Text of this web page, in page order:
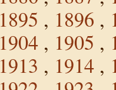
1895 , 1896 ,
1904 , 1905 ,
1913 , 1914 ,